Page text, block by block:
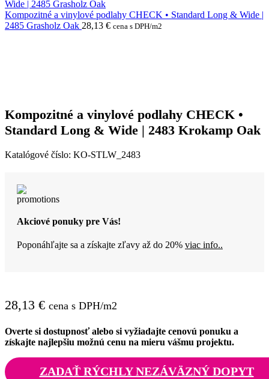
Kompozitné a vinylové podlahy CHECK • Standard Long & Wide |
2485 Grasholz Oak 28,13 € cena s DPH/m2
Kompozitné a vinylové podlahy CHECK •
Standard Long & Wide | 2483 Krokamp Oak
Katalógové číslo: KO-STLW_2483
Akciové ponuky pre Vás!
Poponáhľajte sa a získajte zľavy až do 20% viac info..
28,13 € cena s DPH/m2
Overte si dostupnosť alebo si vyžiadajte cenovú ponuku a
získajte najlepšiu možnú cenu na mieru vášmu projektu.
ZADAŤ RÝCHLY NEZÁVÄZNÝ DOPYT